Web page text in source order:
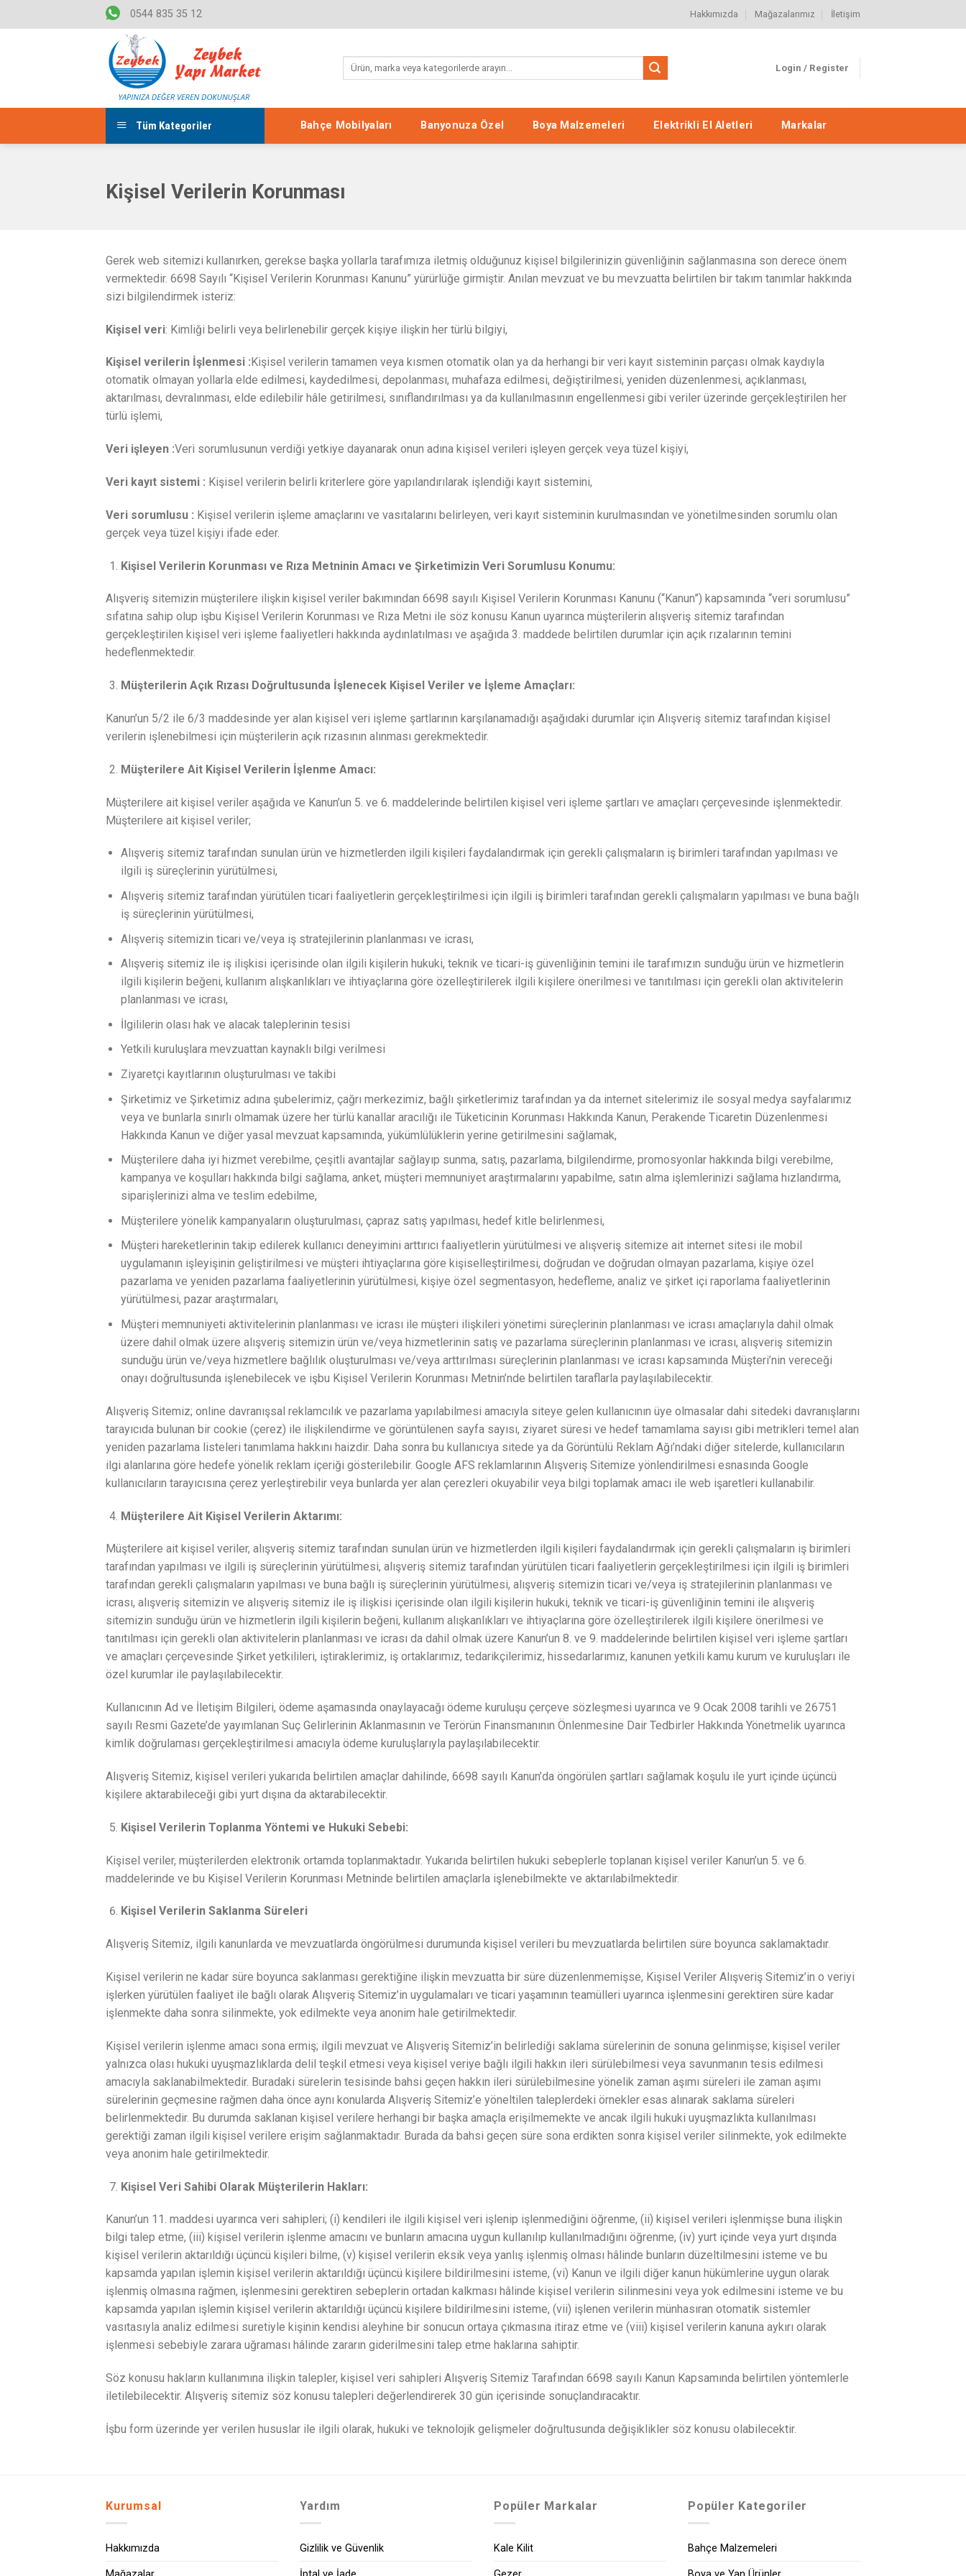
to
0544 835 35 12 Hakkımızda Mağazalarımız İletişim
Search
Login / Register
Tüm Kategoriler Bahçe Mobilyaları Banyonuza Özel Boya Malzemeleri Elektrikli El Aletleri Markalar
Kişisel Verilerin Korunması
Gerek web sitemizi kullanırken, gerekse başka yollarla tarafımıza iletmiş olduğunuz kişisel bilgilerinizin güvenliğinin sağlanmasına son derece önem
vermektedir. 6698 Sayılı “Kişisel Verilerin Korunması Kanunu” yürürlüğe girmiştir. Anılan mevzuat ve bu mevzuatta belirtilen bir takım tanımlar hakkında
sizi bilgilendirmek isteriz:
Kişisel veri: Kimliği belirli veya belirlenebilir gerçek kişiye ilişkin her türlü bilgiyi,
Kişisel verilerin İşlenmesi : Kişisel verilerin tamamen veya kısmen otomatik olan ya da herhangi bir veri kayıt sisteminin parçası olmak kaydıyla
otomatik olmayan yollarla elde edilmesi, kaydedilmesi, depolanması, muhafaza edilmesi, değiştirilmesi, yeniden düzenlenmesi, açıklanması,
aktarılması, devralınması, elde edilebilir hâle getirilmesi, sınıflandırılması ya da kullanılmasının engellenmesi gibi veriler üzerinde gerçekleştirilen her
türlü işlemi,
Veri işleyen :Veri sorumlusunun verdiği yetkiye dayanarak onun adına kişisel verileri işleyen gerçek veya tüzel kişiyi,
Veri kayıt sistemi : Kişisel verilerin belirli kriterlere göre yapılandırılarak işlendiği kayıt sistemini,
Veri sorumlusu : Kişisel verilerin işleme amaçlarını ve vasıtalarını belirleyen, veri kayıt sisteminin kurulmasından ve yönetilmesinden sorumlu olan
gerçek veya tüzel kişiyi ifade eder.
Kişisel Verilerin Korunması ve Rıza Metninin Amacı ve Şirketimizin Veri Sorumlusu Konumu:
Alışveriş sitemizin müşterilere ilişkin kişisel veriler bakımından 6698 sayılı Kişisel Verilerin Korunması Kanunu (“Kanun”) kapsamında “veri sorumlusu”
sıfatına sahip olup işbu Kişisel Verilerin Korunması ve Rıza Metni ile söz konusu Kanun uyarınca müşterilerin alışveriş sitemiz tarafından
gerçekleştirilen kişisel veri işleme faaliyetleri hakkında aydınlatılması ve aşağıda 3. maddede belirtilen durumlar için açık rızalarının temini
hedeflenmektedir.
Müşterilerin Açık Rızası Doğrultusunda İşlenecek Kişisel Veriler ve İşleme Amaçları:
Kanun’un 5/2 ile 6/3 maddesinde yer alan kişisel veri işleme şartlarının karşılanamadığı aşağıdaki durumlar için Alışveriş sitemiz tarafından kişisel
verilerin işlenebilmesi için müşterilerin açık rızasının alınması gerekmektedir.
Müşterilere Ait Kişisel Verilerin İşlenme Amacı:
Müşterilere ait kişisel veriler aşağıda ve Kanun’un 5. ve 6. maddelerinde belirtilen kişisel veri işleme şartları ve amaçları çerçevesinde işlenmektedir.
Müşterilere ait kişisel veriler;
Alışveriş sitemiz tarafından sunulan ürün ve hizmetlerden ilgili kişileri faydalandırmak için gerekli çalışmaların iş birimleri tarafından yapılması ve
ilgili iş süreçlerinin yürütülmesi,
Alışveriş sitemiz tarafından yürütülen ticari faaliyetlerin gerçekleştirilmesi için ilgili iş birimleri tarafından gerekli çalışmaların yapılması ve buna bağlı
iş süreçlerinin yürütülmesi,
Alışveriş sitemizin ticari ve/veya iş stratejilerinin planlanması ve icrası,
Alışveriş sitemiz ile iş ilişkisi içerisinde olan ilgili kişilerin hukuki, teknik ve ticari-iş güvenliğinin temini ile tarafımızın sunduğu ürün ve hizmetlerin
ilgili kişilerin beğeni, kullanım alışkanlıkları ve ihtiyaçlarına göre özelleştirilerek ilgili kişilere önerilmesi ve tanıtılması için gerekli olan aktivitelerin
planlanması ve icrası,
İlgililerin olası hak ve alacak taleplerinin tesisi
Yetkili kuruluşlara mevzuattan kaynaklı bilgi verilmesi
Ziyaretçi kayıtlarının oluşturulması ve takibi
Şirketimiz ve Şirketimiz adına şubelerimiz, çağrı merkezimiz, bağlı şirketlerimiz tarafından ya da internet sitelerimiz ile sosyal medya sayfalarımız
veya ve bunlarla sınırlı olmamak üzere her türlü kanallar aracılığı ile Tüketicinin Korunması Hakkında Kanun, Perakende Ticaretin Düzenlenmesi
Hakkında Kanun ve diğer yasal mevzuat kapsamında, yükümlülüklerin yerine getirilmesini sağlamak,
Müşterilere daha iyi hizmet verebilme, çeşitli avantajlar sağlayıp sunma, satış, pazarlama, bilgilendirme, promosyonlar hakkında bilgi verebilme,
kampanya ve koşulları hakkında bilgi sağlama, anket, müşteri memnuniyet araştırmalarını yapabilme, satın alma işlemlerinizi sağlama hızlandırma,
siparişlerinizi alma ve teslim edebilme,
Müşterilere yönelik kampanyaların oluşturulması, çapraz satış yapılması, hedef kitle belirlenmesi,
Müşteri hareketlerinin takip edilerek kullanıcı deneyimini arttırıcı faaliyetlerin yürütülmesi ve alışveriş sitemize ait internet sitesi ile mobil
uygulamanın işleyişinin geliştirilmesi ve müşteri ihtiyaçlarına göre kişiselleştirilmesi, doğrudan ve doğrudan olmayan pazarlama, kişiye özel
pazarlama ve yeniden pazarlama faaliyetlerinin yürütülmesi, kişiye özel segmentasyon, hedefleme, analiz ve şirket içi raporlama faaliyetlerinin
yürütülmesi, pazar araştırmaları,
Müşteri memnuniyeti aktivitelerinin planlanması ve icrası ile müşteri ilişkileri yönetimi süreçlerinin planlanması ve icrası amaçlarıyla dahil olmak
üzere dahil olmak üzere alışveriş sitemizin ürün ve/veya hizmetlerinin satış ve pazarlama süreçlerinin planlanması ve icrası, alışveriş sitemizin
sunduğu ürün ve/veya hizmetlere bağlılık oluşturulması ve/veya arttırılması süreçlerinin planlanması ve icrası kapsamında Müşteri’nin vereceği
onayı doğrultusunda işlenebilecek ve işbu Kişisel Verilerin Korunması Metnin’nde belirtilen taraflarla paylaşılabilecektir.
Alışveriş Sitemiz; online davranışsal reklamcılık ve pazarlama yapılabilmesi amacıyla siteye gelen kullanıcının üye olmasalar dahi sitedeki davranışlarını
tarayıcıda bulunan bir cookie (çerez) ile ilişkilendirme ve görüntülenen sayfa sayısı, ziyaret süresi ve hedef tamamlama sayısı gibi metrikleri temel alan
yeniden pazarlama listeleri tanımlama hakkını haizdir. Daha sonra bu kullanıcıya sitede ya da Görüntülü Reklam Ağı’ndaki diğer sitelerde, kullanıcıların
ilgi alanlarına göre hedefe yönelik reklam içeriği gösterilebilir. Google AFS reklamlarının Alışveriş Sitemize yönlendirilmesi esnasında Google
kullanıcıların tarayıcısına çerez yerleştirebilir veya bunlarda yer alan çerezleri okuyabilir veya bilgi toplamak amacı ile web işaretleri kullanabilir.
Müşterilere Ait Kişisel Verilerin Aktarımı:
Müşterilere ait kişisel veriler, alışveriş sitemiz tarafından sunulan ürün ve hizmetlerden ilgili kişileri faydalandırmak için gerekli çalışmaların iş birimleri
tarafından yapılması ve ilgili iş süreçlerinin yürütülmesi, alışveriş sitemiz tarafından yürütülen ticari faaliyetlerin gerçekleştirilmesi için ilgili iş birimleri
tarafından gerekli çalışmaların yapılması ve buna bağlı iş süreçlerinin yürütülmesi, alışveriş sitemizin ticari ve/veya iş stratejilerinin planlanması ve
icrası, alışveriş sitemizin ve alışveriş sitemiz ile iş ilişkisi içerisinde olan ilgili kişilerin hukuki, teknik ve ticari-iş güvenliğinin temini ile alışveriş
sitemizin sunduğu ürün ve hizmetlerin ilgili kişilerin beğeni, kullanım alışkanlıkları ve ihtiyaçlarına göre özelleştirilerek ilgili kişilere önerilmesi ve
tanıtılması için gerekli olan aktivitelerin planlanması ve icrası da dahil olmak üzere Kanun’un 8. ve 9. maddelerinde belirtilen kişisel veri işleme şartları
ve amaçları çerçevesinde Şirket yetkilileri, iştiraklerimiz, iş ortaklarımız, tedarikçilerimiz, hissedarlarımız, kanunen yetkili kamu kurum ve kuruluşları ile
özel kurumlar ile paylaşılabilecektir.
Kullanıcının Ad ve İletişim Bilgileri, ödeme aşamasında onaylayacağı ödeme kuruluşu çerçeve sözleşmesi uyarınca ve 9 Ocak 2008 tarihli ve 26751
sayılı Resmi Gazete’de yayımlanan Suç Gelirlerinin Aklanmasının ve Terörün Finansmanının Önlenmesine Dair Tedbirler Hakkında Yönetmelik uyarınca
kimlik doğrulaması gerçekleştirilmesi amacıyla ödeme kuruluşlarıyla paylaşılabilecektir.
Alışveriş Sitemiz, kişisel verileri yukarıda belirtilen amaçlar dahilinde, 6698 sayılı Kanun’da öngörülen şartları sağlamak koşulu ile yurt içinde üçüncü
kişilere aktarabileceği gibi yurt dışına da aktarabilecektir.
Kişisel Verilerin Toplanma Yöntemi ve Hukuki Sebebi:
Kişisel veriler, müşterilerden elektronik ortamda toplanmaktadır. Yukarıda belirtilen hukuki sebeplerle toplanan kişisel veriler Kanun’un 5. ve 6.
maddelerinde ve bu Kişisel Verilerin Korunması Metninde belirtilen amaçlarla işlenebilmekte ve aktarılabilmektedir.
Kişisel Verilerin Saklanma Süreleri
Alışveriş Sitemiz, ilgili kanunlarda ve mevzuatlarda öngörülmesi durumunda kişisel verileri bu mevzuatlarda belirtilen süre boyunca saklamaktadır.
Kişisel verilerin ne kadar süre boyunca saklanması gerektiğine ilişkin mevzuatta bir süre düzenlenmemişse, Kişisel Veriler Alışveriş Sitemiz’in o veriyi
işlerken yürütülen faaliyet ile bağlı olarak Alışveriş Sitemiz’in uygulamaları ve ticari yaşamının teamülleri uyarınca işlenmesini gerektiren süre kadar
işlenmekte daha sonra silinmekte, yok edilmekte veya anonim hale getirilmektedir.
Kişisel verilerin işlenme amacı sona ermiş; ilgili mevzuat ve Alışveriş Sitemiz’in belirlediği saklama sürelerinin de sonuna gelinmişse; kişisel veriler
yalnızca olası hukuki uyuşmazlıklarda delil teşkil etmesi veya kişisel veriye bağlı ilgili hakkın ileri sürülebilmesi veya savunmanın tesis edilmesi
amacıyla saklanabilmektedir. Buradaki sürelerin tesisinde bahsi geçen hakkın ileri sürülebilmesine yönelik zaman aşımı süreleri ile zaman aşımı
sürelerinin geçmesine rağmen daha önce aynı konularda Alışveriş Sitemiz’e yöneltilen taleplerdeki örnekler esas alınarak saklama süreleri
belirlenmektedir. Bu durumda saklanan kişisel verilere herhangi bir başka amaçla erişilmemekte ve ancak ilgili hukuki uyuşmazlıkta kullanılması
gerektiği zaman ilgili kişisel verilere erişim sağlanmaktadır. Burada da bahsi geçen süre sona erdikten sonra kişisel veriler silinmekte, yok edilmekte
veya anonim hale getirilmektedir.
Kişisel Veri Sahibi Olarak Müşterilerin Hakları:
Kanun’un 11. maddesi uyarınca veri sahipleri; (i) kendileri ile ilgili kişisel veri işlenip işlenmediğini öğrenme, (ii) kişisel verileri işlenmişse buna ilişkin
bilgi talep etme, (iii) kişisel verilerin işlenme amacını ve bunların amacına uygun kullanılıp kullanılmadığını öğrenme, (iv) yurt içinde veya yurt dışında
kişisel verilerin aktarıldığı üçüncü kişileri bilme, (v) kişisel verilerin eksik veya yanlış işlenmiş olması hâlinde bunların düzeltilmesini isteme ve bu
kapsamda yapılan işlemin kişisel verilerin aktarıldığı üçüncü kişilere bildirilmesini isteme, (vi) Kanun ve ilgili diğer kanun hükümlerine uygun olarak
işlenmiş olmasına rağmen, işlenmesini gerektiren sebeplerin ortadan kalkması hâlinde kişisel verilerin silinmesini veya yok edilmesini isteme ve bu
kapsamda yapılan işlemin kişisel verilerin aktarıldığı üçüncü kişilere bildirilmesini isteme, (vii) işlenen verilerin münhasıran otomatik sistemler
vasıtasıyla analiz edilmesi suretiyle kişinin kendisi aleyhine bir sonucun ortaya çıkmasına itiraz etme ve (viii) kişisel verilerin kanuna aykırı olarak
işlenmesi sebebiyle zarara uğraması hâlinde zararın giderilmesini talep etme haklarına sahiptir.
Söz konusu hakların kullanımına ilişkin talepler, kişisel veri sahipleri Alışveriş Sitemiz Tarafından 6698 sayılı Kanun Kapsamında belirtilen yöntemlerle
iletilebilecektir. Alışveriş sitemiz söz konusu talepleri değerlendirerek 30 gün içerisinde sonuçlandıracaktır.
İşbu form üzerinde yer verilen hususlar ile ilgili olarak, hukuki ve teknolojik gelişmeler doğrultusunda değişiklikler söz konusu olabilecektir.
Kurumsal
Hakkımızda
Yardım
Gizlilik ve Güvenlik
Popüler Markalar
Kale Kilit
Popüler Kategoriler
Bahçe Malzemeleri